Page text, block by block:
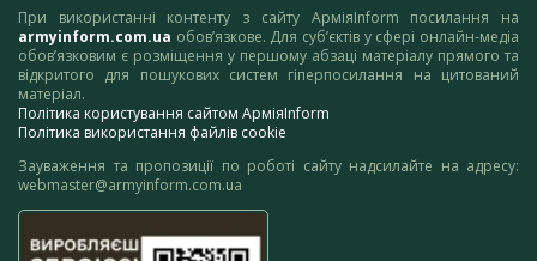
При використанні контенту з сайту АрміяInform посилання на
armyinform.com.ua обов’язкове. Для суб’єктів у сфері онлайн-медіа
обов’язковим є розміщення у першому абзаці матеріалу прямого та
відкритого для пошукових систем гіперпосилання на цитований
матеріал.
Політика користування сайтом АрміяInform
Політика використання файлів cookie
Зауваження та пропозиції по роботі сайту надсилайте на адресу:
webmaster@armyinform.com.ua